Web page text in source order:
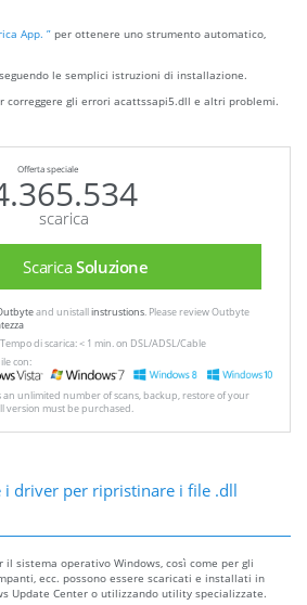
App. ” per ottenere uno strumento automatico,
le semplici istruzioni di installazione.
correggere gli errori acattssapi5.dll e altri problemi.
Offerta speciale
scarica
ScaricaSoluzione
and unistallinstrustions. Please review Outbyte
di scarica: < 1 min. on DSL/ADSL/Cable
con:
an unlimited number of scans, backup, restore of your
version must be purchased.
i driver per ripristinare i file .dll
sistema operativo Windows, così come per gli
ecc. possono essere scaricati e installati in
Update Center o utilizzando utility specializzate.